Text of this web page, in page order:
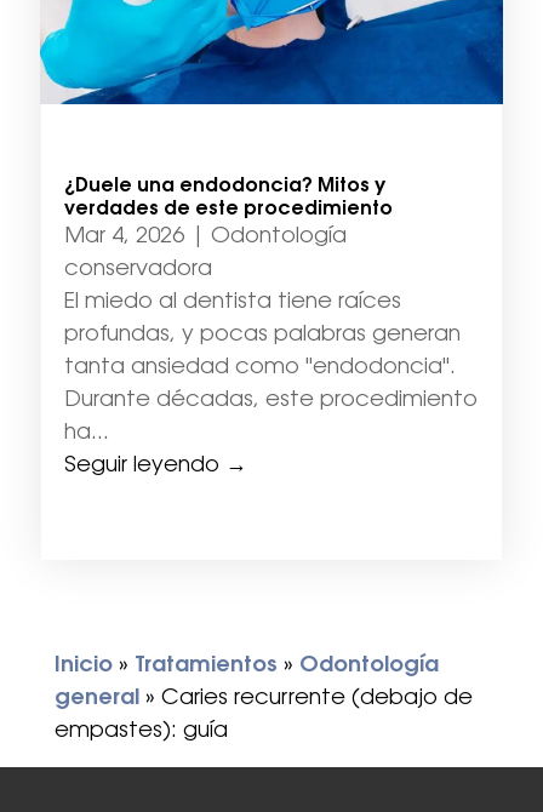
¿Duele una endodoncia? Mitos y
verdades de este procedimiento
Mar 4, 2026| Odontología
conservadora
El miedo al dentista tiene raíces
profundas, y pocas palabras generan
tanta ansiedad como "endodoncia".
Durante décadas, este procedimiento
ha...
Seguir leyendo →
Inicio» Tratamientos » Odontología
general» Caries recurrente (debajo de
empastes): guía